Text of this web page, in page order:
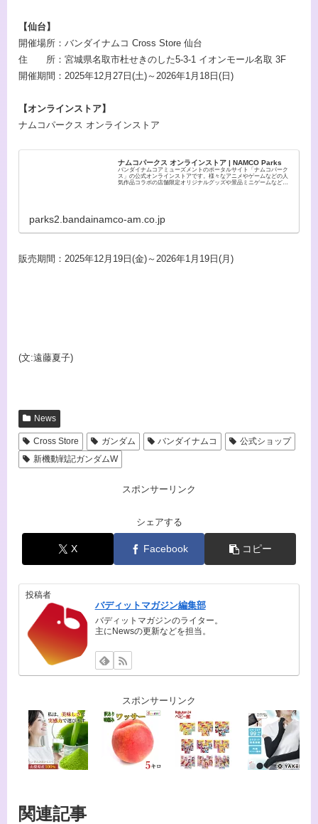
【仙台】
開催場所：バンダイナムコ Cross Store 仙台
住 所：宮城県名取市杜せきのした5-3-1 イオンモール名取 3F
開催期間：2025年12月27日(土)～2026年1月18日(日)
【オンラインストア】
ナムコパークス オンラインストア
ナムコパークス オンラインストア | NAMCO Parks
バンダイナムコアミューズメントのポータルサイト「ナムコパーク
ス」の公式オンラインストアです。様々なアニメやゲームなどの人
気作品コラボの店舗限定オリジナルグッズや景品ミニゲームなどの
parks2.bandainamco-am.co.jp
販売期間：2025年12月19日(金)～2026年1月19日(月)
(文:遠藤夏子)
News
Cross Store ガンダム バンダイナムコ
公式ショップ
新機動戦記ガンダムW
スポンサーリンク
シェアする
X Facebook コピー
投稿者
バディットマガジン編集部
バディットマガジンのライター。
主にNewsの更新などを担当。
スポンサーリンク
関連記事